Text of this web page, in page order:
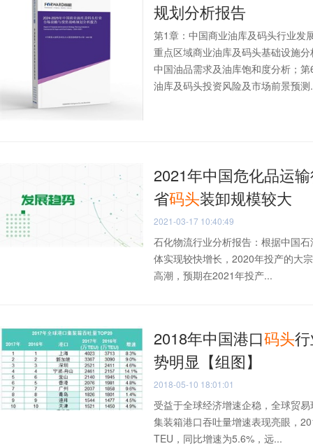
规划分析报告
第1章：中国商业油库及码头行业发
重点区域商业油库及码头基础设施
中国油品需求及油库饱和度分析；
油库及码头投资风险及市场前景预测
2021年中国危化品运
省码头装卸规模较大
2021-03-17 10:40:49
石化物流行业分析报告：根据中国
体实现较快增长，2020年投产的大
高潮，预期在2021年投产...
2018年中国港口码头
势明显【组图】
2018-05-10 18:01:01
受益于全球经济增速企稳，全球贸
集装箱港口吞吐量增速表现亮眼，
TEU，同比增速为5.6%，远...